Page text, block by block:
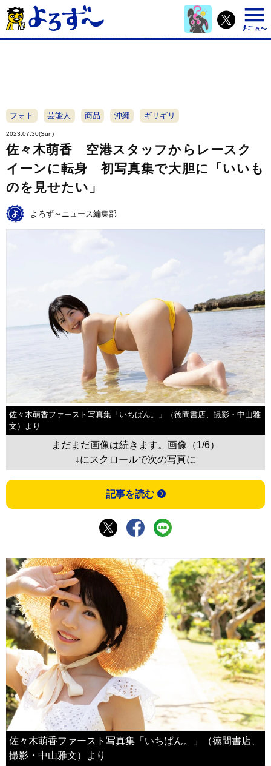
フォト 芸能人 商品 沖縄 ギリギリ
2023.07.30(Sun)
佐々木萌香 空港スタッフからレースク
イーンに転身 初写真集で大胆に「いいも
のを見せたい」
よろず～ニュース編集部
佐々木萌香ファースト写真集「いちばん。」（徳間書店、撮影・中山雅
文）より
まだまだ画像は続きます。画像（1/6）
↓にスクロールで次の写真に
記事を読む
佐々木萌香ファースト写真集「いちばん。」（徳間書店、
撮影・中山雅文）より